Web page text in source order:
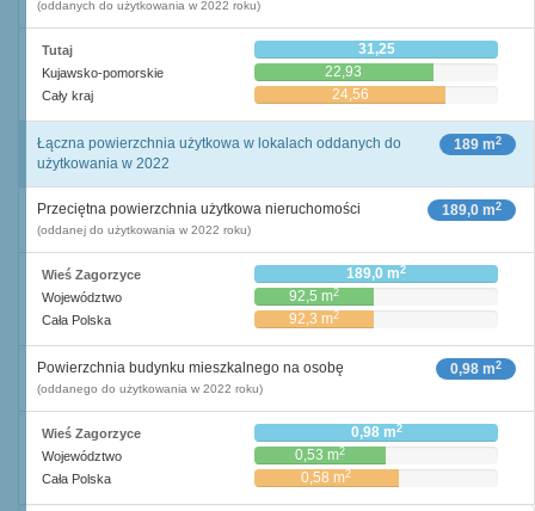
(oddanych do użytkowania w 2022 roku)
Tutaj 31,25
Kujawsko-pomorskie 22,93
Cały kraj 24,56
189 m2
Łączna powierzchnia użytkowa w lokalach oddanych do
użytkowania w 2022
189,0 m2
Przeciętna powierzchnia użytkowa nieruchomości
(oddanej do użytkowania w 2022 roku)
Wieś Zagorzyce 189,0 m2
Województwo 92,5 m2
Cała Polska 92,3 m2
0,98 m2
Powierzchnia budynku mieszkalnego na osobę
(oddanego do użytkowania w 2022 roku)
Wieś Zagorzyce 0,98 m2
Województwo 0,53 m2
Cała Polska 0,58 m2